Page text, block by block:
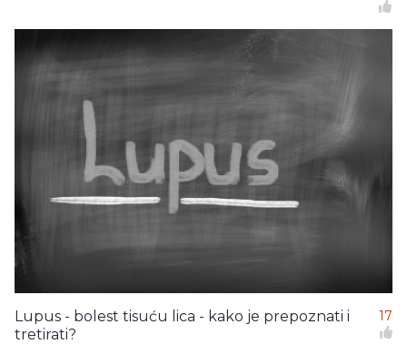
Lupus - bolest tisuću lica - kako je prepoznati i
tretirati?
17